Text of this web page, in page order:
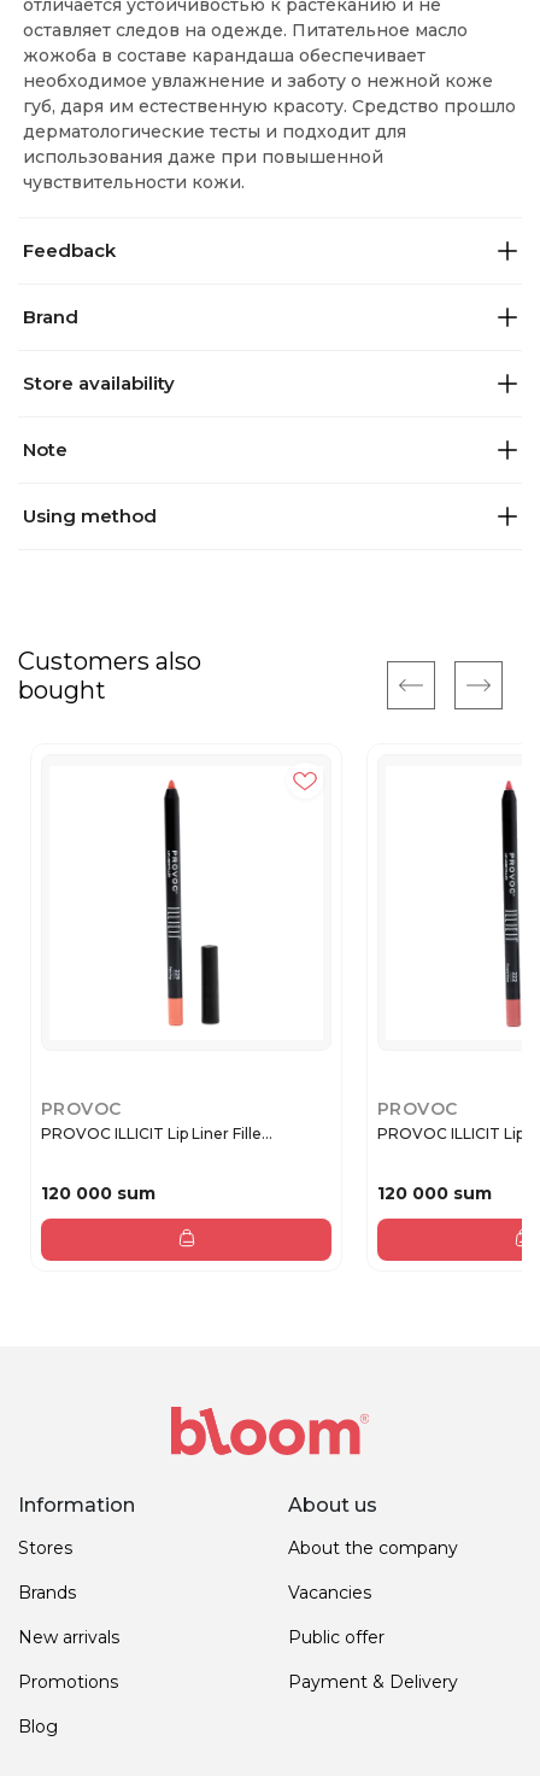
отличается устойчивостью к растеканию и не
оставляет следов на одежде. Питательное масло
жожоба в составе карандаша обеспечивает
необходимое увлажнение и заботу о нежной коже
губ, даря им естественную красоту. Средство прошло
дерматологические тесты и подходит для
использования даже при повышенной
чувствительности кожи.
Feedback
Brand
Store availability
Note
Using method
Customers also
bought
PROVOC
PROVOC ILLICIT Lip Liner Fille...
120 000 sum
PROVOC
PROVOC ILLICIT Lip
120 000 sum
Information
Stores
Brands
New arrivals
Promotions
Blog
About us
About the company
Vacancies
Public offer
Payment & Delivery